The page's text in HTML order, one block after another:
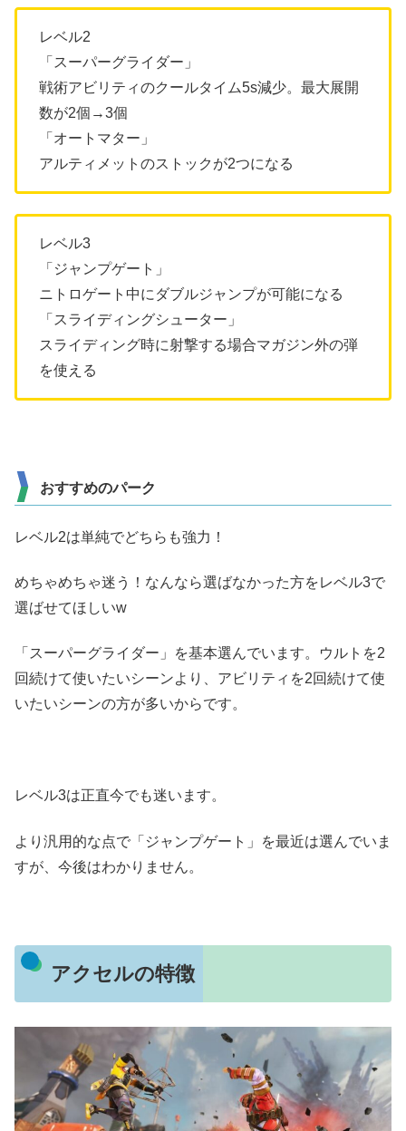
レベル2
「スーパーグライダー」
戦術アビリティのクールタイム5s減少。最大展開
数が2個→3個
「オートマター」
アルティメットのストックが2つになる
レベル3
「ジャンプゲート」
ニトロゲート中にダブルジャンプが可能になる
「スライディングシューター」
スライディング時に射撃する場合マガジン外の弾
を使える
おすすめのパーク
レベル2は単純でどちらも強力！
めちゃめちゃ迷う！なんなら選ばなかった方をレベル3で
選ばせてほしいw
「スーパーグライダー」を基本選んでいます。ウルトを2
回続けて使いたいシーンより、アビリティを2回続けて使
いたいシーンの方が多いからです。
レベル3は正直今でも迷います。
より汎用的な点で「ジャンプゲート」を最近は選んでいま
すが、今後はわかりません。
アクセルの特徴